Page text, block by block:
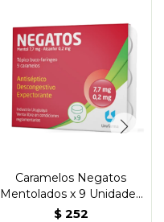
Caramelos Negatos
Mentolados x 9 Unidades
- Urufarma
$ 252